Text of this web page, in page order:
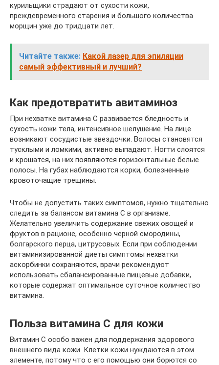
курильщики страдают от сухости кожи,
преждевременного старения и большого количества
морщин уже до тридцати лет.
Читайте также: Какой лазер для эпиляции
самый эффективный и лучший?
Как предотвратить авитаминоз
При нехватке витамина С развивается бледность и
сухость кожи тела, интенсивное шелушение. На лице
возникают сосудистые звездочки. Волосы становятся
тусклыми и ломкими, активно выпадают. Ногти слоятся
и крошатся, на них появляются горизонтальные белые
полосы. На губах наблюдаются корки, болезненные
кровоточащие трещины.
Чтобы не допустить таких симптомов, нужно тщательно
следить за балансом витамина С в организме.
Желательно увеличить содержание свежих овощей и
фруктов в рационе, особенно черной смородины,
болгарского перца, цитрусовых. Если при соблюдении
витаминизированной диеты симптомы нехватки
аскорбинки сохраняются, врачи рекомендуют
использовать сбалансированные пищевые добавки,
которые содержат оптимальное суточное количество
витамина.
Польза витамина С для кожи
Витамин С особо важен для поддержания здорового
внешнего вида кожи. Клетки кожи нуждаются в этом
элементе, потому что с его помощью они борются со